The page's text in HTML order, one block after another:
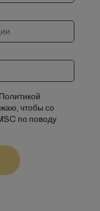
чтобы со
по поводу